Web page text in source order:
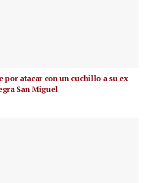
por atacar con un cuchillo a su ex
San Miguel